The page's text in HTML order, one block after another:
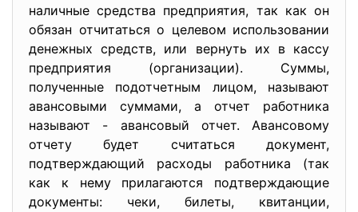
наличные средства предприятия, так как он
обязан отчитаться о целевом использовании
денежных средств, или вернуть их в кассу
предприятия (организации). Суммы,
полученные подотчетным лицом, называют
авансовыми суммами, а отчет работника
называют - авансовый отчет. Авансовому
отчету будет считаться документ,
подтверждающий расходы работника (так
как к нему прилагаются подтверждающие
документы: чеки, билеты, квитанции,